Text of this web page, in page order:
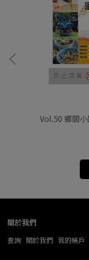
關於我們
查詢 關於我們 我的帳戶